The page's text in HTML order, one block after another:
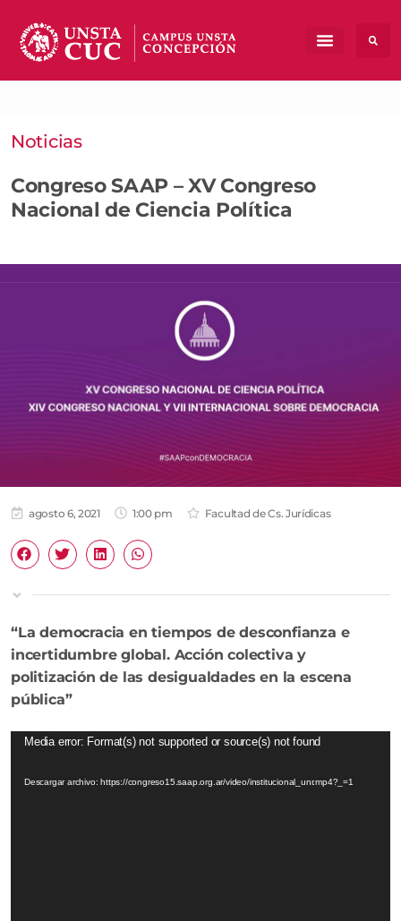
Noticias
Congreso SAAP – XV Congreso
Nacional de Ciencia Política
agosto 6, 2021 1:00 pm Facultad de Cs. Jurídicas
“La democracia en tiempos de desconfianza e
incertidumbre global. Acción colectiva y
politización de las desigualdades en la escena
pública”
Reproductor
video
Media error: Format(s) not supported or source(s) not found
Descargar archivo: https://congreso15.saap.org.ar/video/institucional_unr.mp4?_=1